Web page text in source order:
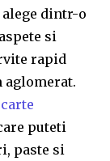
dintr-o
si
rapid
aglomerat.
puteti
paste si